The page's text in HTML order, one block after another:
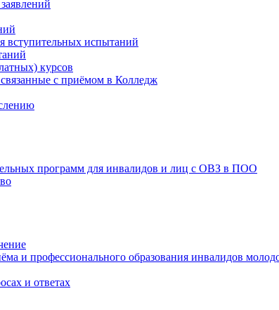
вступительных испытаний
курсов
с приёмом в Колледж
программ для инвалидов и лиц с ОВЗ в ПОО
и профессионального образования инвалидов
и ответах